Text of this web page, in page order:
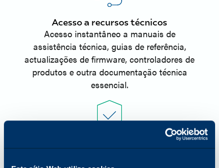
Acesso a recursos técnicos
Acesso instantâneo a manuais de
assistência técnica, guias de referência,
actualizações de firmware, controladores de
produtos e outra documentação técnica
essencial.
Gestão de garantias de produtos Arivia